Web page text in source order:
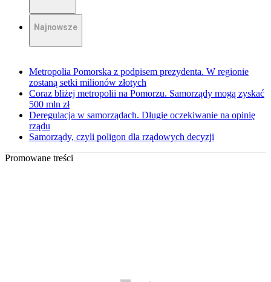
Najnowsze
Metropolia Pomorska z podpisem prezydenta. W regionie
zostaną setki milionów złotych
Coraz bliżej metropolii na Pomorzu. Samorządy mogą zyskać
500 mln zł
Deregulacja w samorządach. Długie oczekiwanie na opinię
rządu
Samorządy, czyli poligon dla rządowych decyzji
Promowane treści